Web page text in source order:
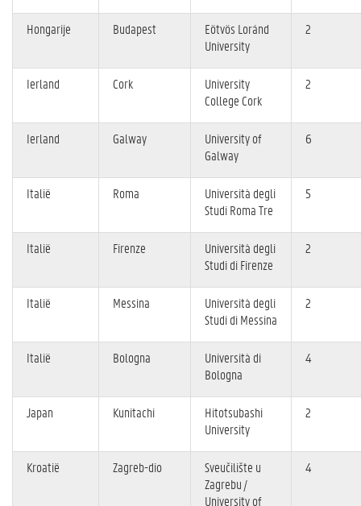
Hongarije Budapest
Eötvös Loránd
University
2
Ierland Cork
University
College Cork
2
Ierland Galway
University of
Galway
6
Italië Roma
Università degli
Studi Roma Tre
5
Italië Firenze
Università degli
Studi di Firenze
2
Italië Messina
Università degli
Studi di Messina
2
Italië Bologna
Università di
Bologna
4
Japan Kunitachi
Hitotsubashi
University
2
Kroatië Zagreb-dio
Sveučilište u
Zagrebu /
University of
4